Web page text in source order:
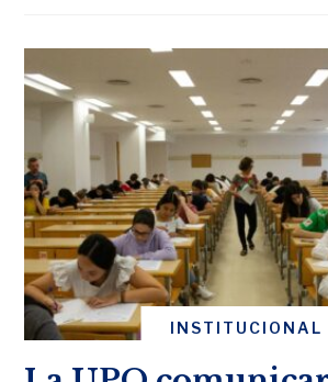
INSTITUCIONAL